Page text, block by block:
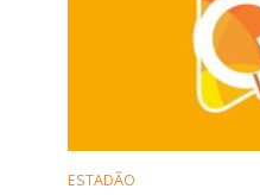
ESTADÃO